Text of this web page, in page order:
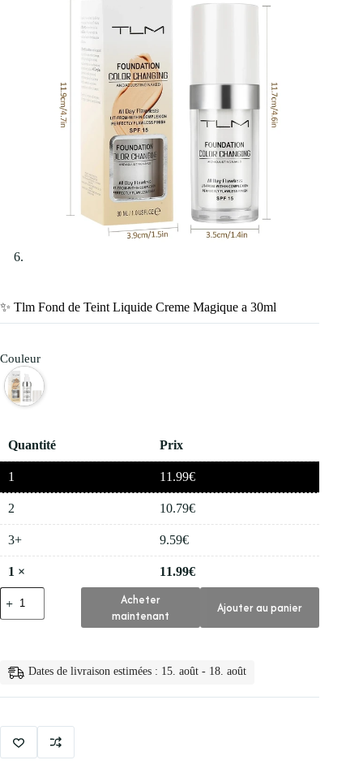
✨ Tlm Fond de Teint Liquide Creme Magique a 30ml
Couleur
Quantité Prix
1 11.99€
2 10.79€
3+ 9.59€
1 × 11.99€
quantité
de
✨
Teint
a
30ml
Acheter
maintenant
Ajouter au panier
Dates de livraison estimées : 15. août - 18. août